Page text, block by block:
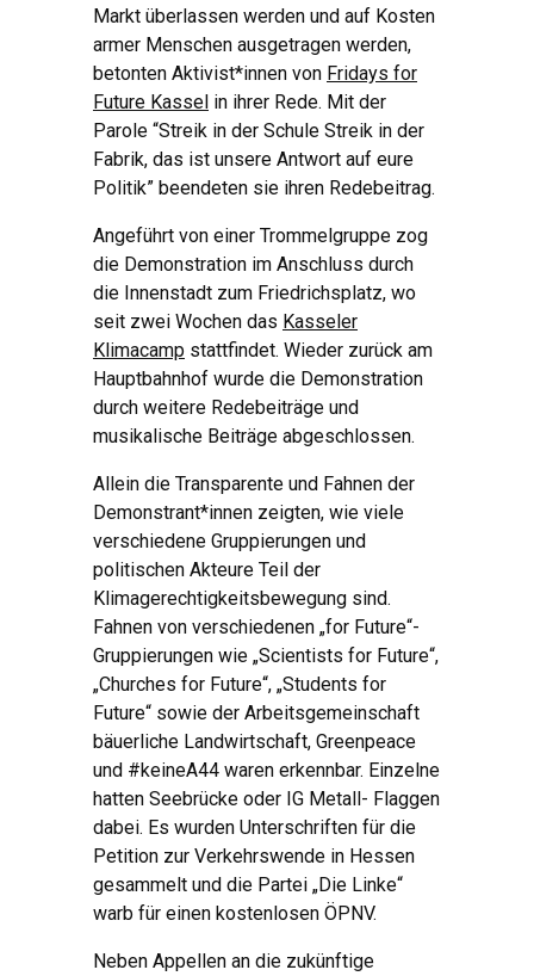
Markt überlassen werden und auf Kosten
armer Menschen ausgetragen werden,
betonten Aktivist*innen von Fridays for
Future Kassel in ihrer Rede. Mit der
Parole “Streik in der Schule Streik in der
Fabrik, das ist unsere Antwort auf eure
Politik” beendeten sie ihren Redebeitrag.
Angeführt von einer Trommelgruppe zog
die Demonstration im Anschluss durch
die Innenstadt zum Friedrichsplatz, wo
seit zwei Wochen das Kasseler
Klimacamp stattfindet. Wieder zurück am
Hauptbahnhof wurde die Demonstration
durch weitere Redebeiträge und
musikalische Beiträge abgeschlossen.
Allein die Transparente und Fahnen der
Demonstrant*innen zeigten, wie viele
verschiedene Gruppierungen und
politischen Akteure Teil der
Klimagerechtigkeitsbewegung sind.
Fahnen von verschiedenen „for Future“-
Gruppierungen wie „Scientists for Future“,
„Churches for Future“, „Students for
Future“ sowie der Arbeitsgemeinschaft
bäuerliche Landwirtschaft, Greenpeace
und #keineA44 waren erkennbar. Einzelne
hatten Seebrücke oder IG Metall- Flaggen
dabei. Es wurden Unterschriften für die
Petition zur Verkehrswende in Hessen
gesammelt und die Partei „Die Linke“
warb für einen kostenlosen ÖPNV.
Neben Appellen an die zukünftige